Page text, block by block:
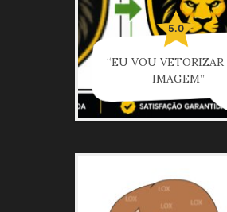
“EU VOU VETORIZAR
IMAGEM”
5.0